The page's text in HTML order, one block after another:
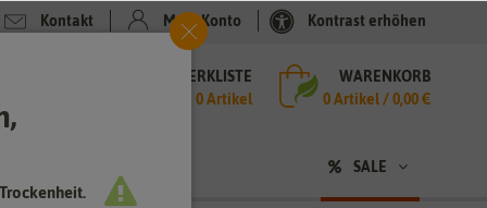
Kontakt Mein Konto Kontrast erhöhen
MERKLISTE
0 Artikel
WARENKORB
0Artikel /0,00 €
SALE